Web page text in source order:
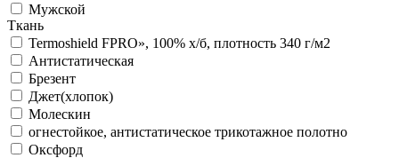
Мужской
Ткань
Termoshield FPRО», 100% х/б, плотность 340 г/м2
Антистатическая
Брезент
Джет(хлопок)
Молескин
огнестойкое, антистатическое трикотажное полотно
Оксфорд